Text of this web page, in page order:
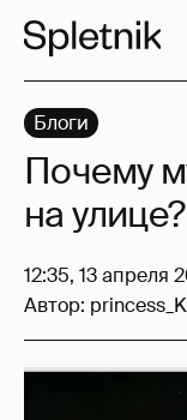
Блоги
Почему
на улице?
12:35, 13 апреля
Автор: